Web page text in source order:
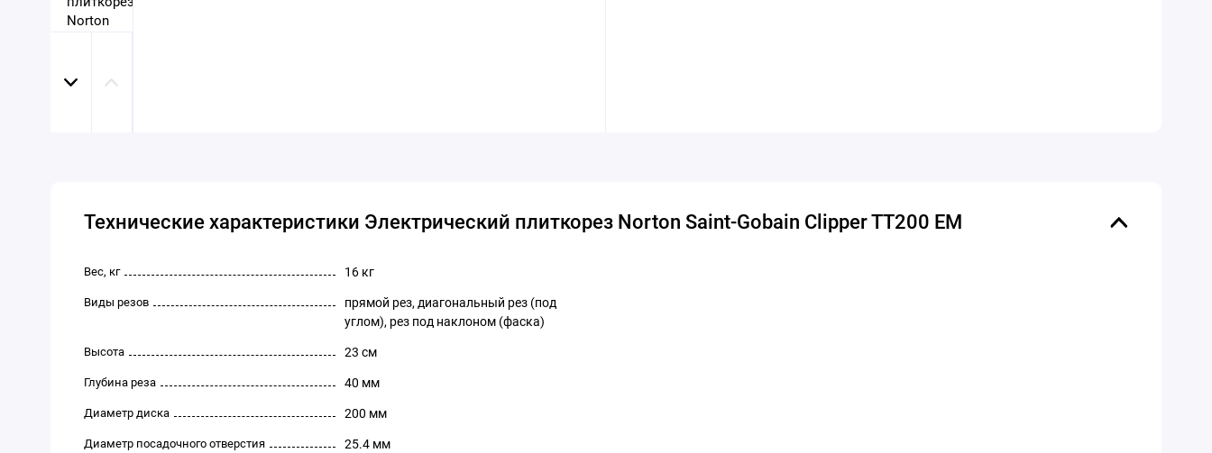
Технические характеристики Электрический плиткорез Norton Saint-Gobain Clipper TT200 EM
Вес, кг 16 кг
Виды резов
прямой рез, диагональный рез (под
углом), рез под наклоном (фаска)
Высота 23 см
Глубина реза 40 мм
Диаметр диска 200 мм
Диаметр посадочного отверстия 25.4 мм